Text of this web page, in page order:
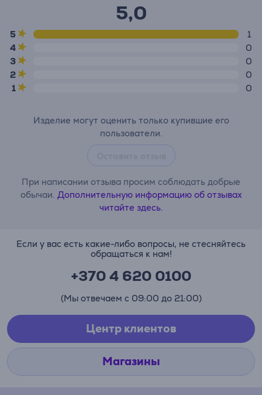
5,0
5
1
4
0
3
0
2
0
1
0
Изделие могут оценить только купившие его
пользователи.
При написании отзыва просим соблюдать добрые
обычаи. Дополнительную информацию об отзывах
читайте здесь.
Если у вас есть какие-либо вопросы, не стесняйтесь
обращаться к нам!
+370 4 620 0100
(Мы отвечаем с 09:00 до 21:00)
Центр клиентов
Магазины